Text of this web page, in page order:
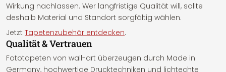
Wirkung nachlassen. Wer langfristige Qualität will, sollte
deshalb Material und Standort sorgfältig wählen.
Jetzt Tapetenzubehör entdecken.
Qualität & Vertrauen
Fototapeten von wall-art überzeugen durch Made in
Germany, hochwertige Drucktechniken und lichtechte